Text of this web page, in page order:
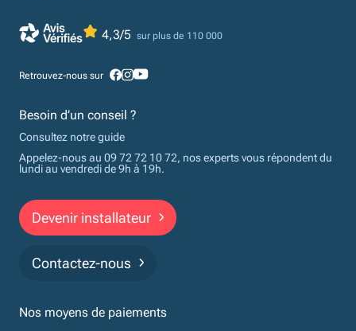
4,3/5 sur plus de 110 000
Retrouvez-nous sur
Besoin d’un conseil ?
Consultez notre guide
Appelez-nous au 09 72 72 10 72, nos experts vous répondent du
lundi au vendredi de 9h à 19h.
Devenir installateur
Contactez-nous
Nos moyens de paiements